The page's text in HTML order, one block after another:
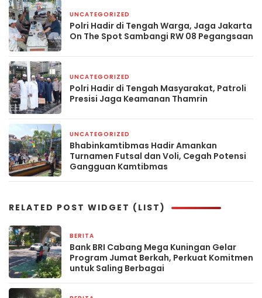
UNCATEGORIZED
Polri Hadir di Tengah Warga, Jaga Jakarta
On The Spot Sambangi RW 08 Pegangsaan
UNCATEGORIZED
Polri Hadir di Tengah Masyarakat, Patroli
Presisi Jaga Keamanan Thamrin
UNCATEGORIZED
Bhabinkamtibmas Hadir Amankan
Turnamen Futsal dan Voli, Cegah Potensi
Gangguan Kamtibmas
RELATED POST WIDGET (LIST)
BERITA
Bank BRI Cabang Mega Kuningan Gelar
Program Jumat Berkah, Perkuat Komitmen
untuk Saling Berbagai